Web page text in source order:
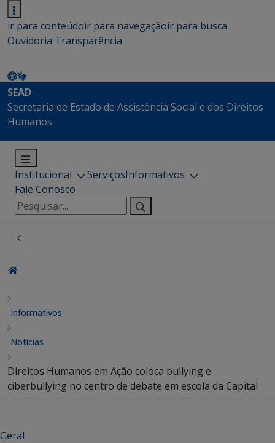
ir para conteúdoir para navegaçãoir para busca
Ouvidoria Transparência
SEAD
Secretaria de Estado de Assistência Social e dos Direitos
Humanos
Institucional ServiçosInformativos
Fale Conosco
Pesquisar
por:
Informativos
Notícias
Direitos Humanos em Ação coloca bullying e
ciberbullying no centro de debate em escola da Capital
Geral